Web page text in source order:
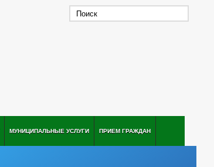
МУНИЦИПАЛЬНЫЕ УСЛУГИ ПРИЕМ ГРАЖДАН